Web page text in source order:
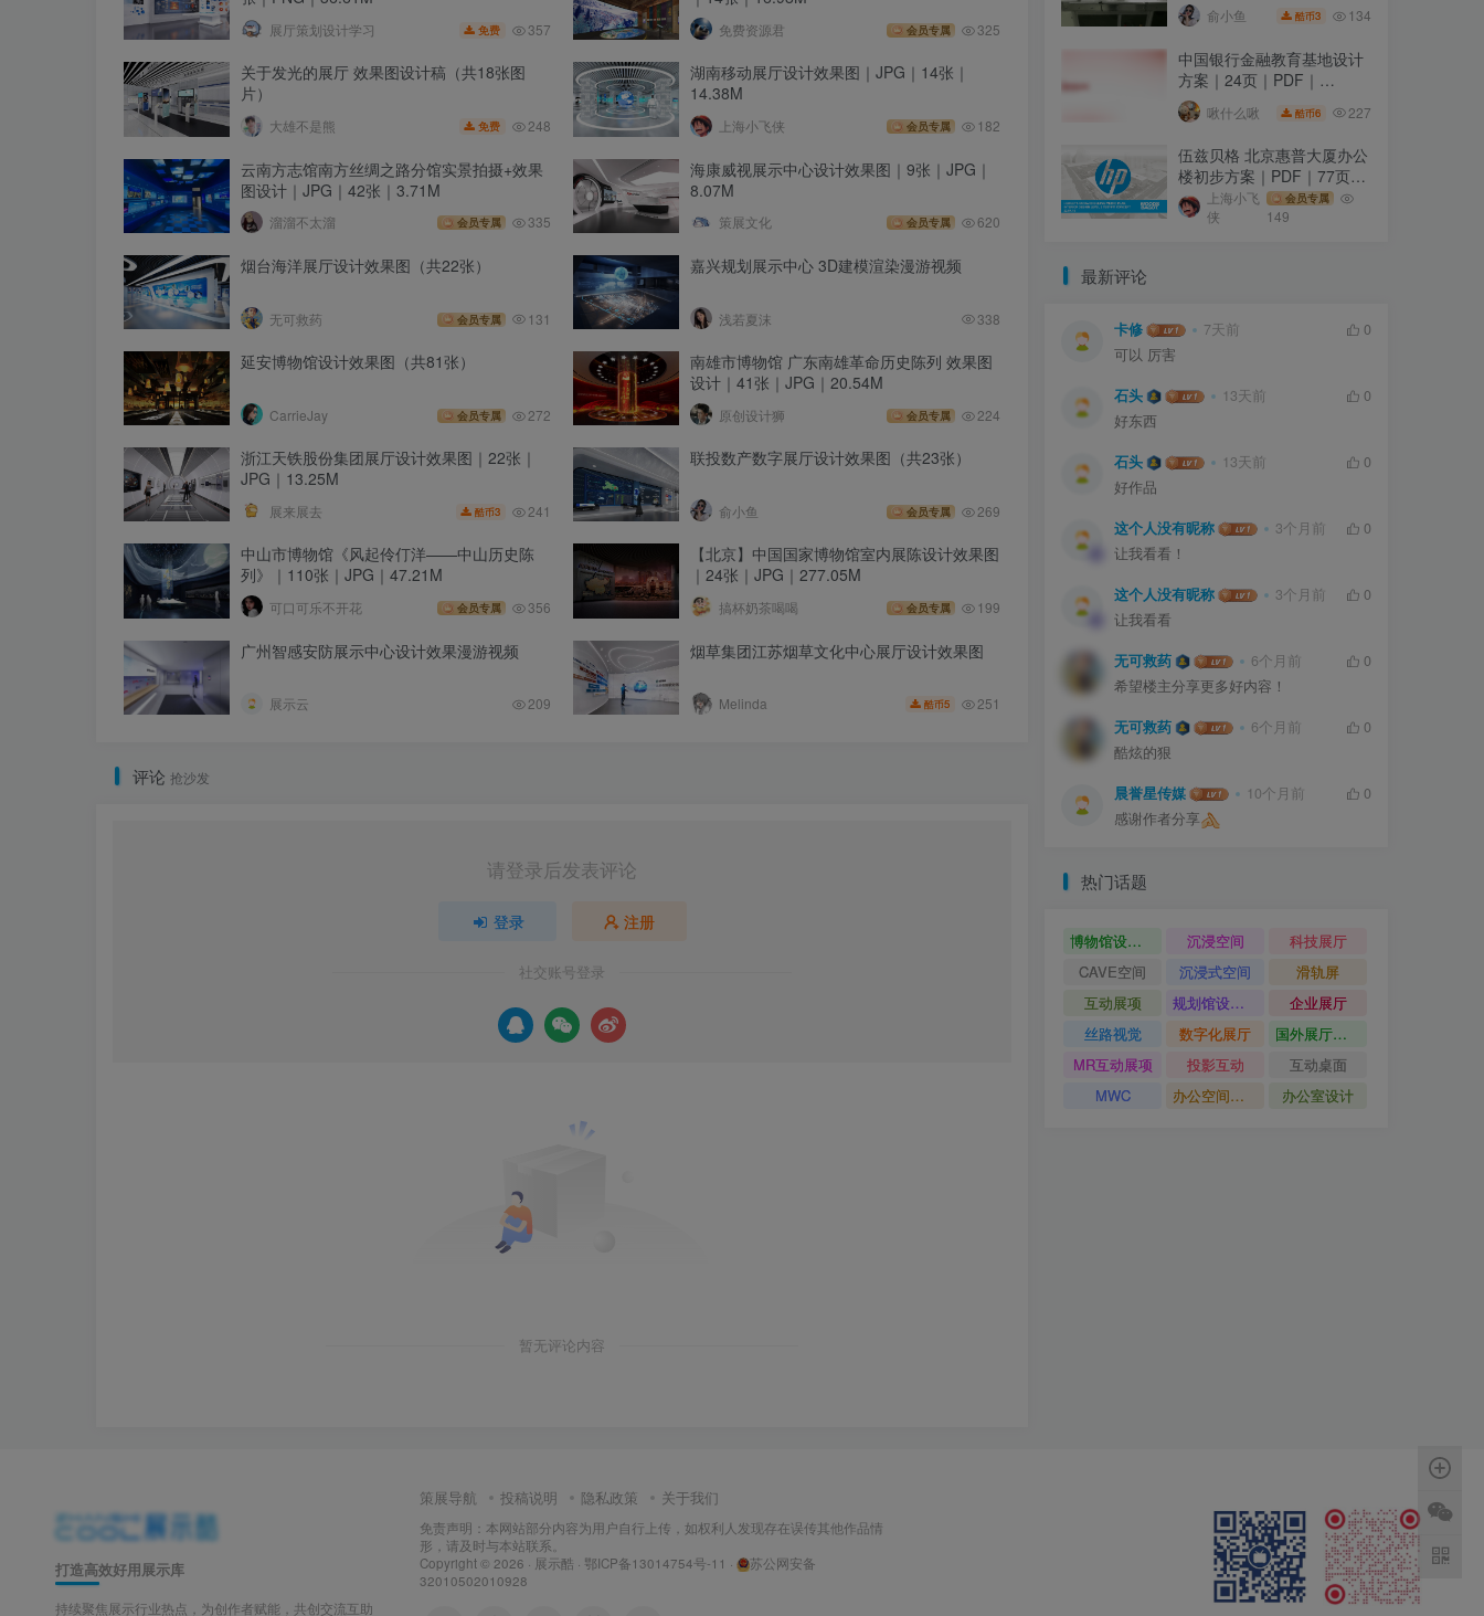
展厅策划设计学习 免费 357 免费资源君 会员专属 325
关于发光的展厅 效果图设计稿（共18张图
片）
大雄不是熊 免费 248
湖南移动展厅设计效果图｜JPG｜14张｜
14.38M
上海小飞侠 会员专属 182
云南方志馆南方丝绸之路分馆实景拍摄+效果
图设计｜JPG｜42张｜3.71M
溜溜不太溜 会员专属 335
海康威视展示中心设计效果图｜9张｜JPG｜
8.07M
策展文化 会员专属 620
烟台海洋展厅设计效果图（共22张）
无可救药 会员专属 131
嘉兴规划展示中心 3D建模渲染漫游视频
浅若夏沫 338
延安博物馆设计效果图（共81张）
CarrieJay 会员专属 272
南雄市博物馆 广东南雄革命历史陈列 效果图
设计｜41张｜JPG｜20.54M
原创设计狮 会员专属 224
浙江天铁股份集团展厅设计效果图｜22张｜
JPG｜13.25M
展来展去 酷币3 241
联投数产数字展厅设计效果图（共23张）
俞小鱼 会员专属 269
中山市博物馆《风起伶仃洋——中山历史陈
列》｜110张｜JPG｜47.21M
可口可乐不开花 会员专属 356
【北京】中国国家博物馆室内展陈设计效果图
｜24张｜JPG｜277.05M
搞杯奶茶喝喝 会员专属 199
广州智感安防展示中心设计效果漫游视频
展示云 209
烟草集团江苏烟草文化中心展厅设计效果图
Melinda 酷币5 251
评论 抢沙发
请登录后发表评论
登录 注册
社交账号登录
暂无评论内容
俞小鱼 酷币3 134
中国银行金融教育基地设计
方案｜24页｜PDF｜
35.46M
啾什么啾 酷币6 227
伍兹贝格 北京惠普大厦办公
楼初步方案｜PDF｜77页｜
18.57M上海小飞
侠
会员专属
149
最新评论
卡修 7天前
0
可以 厉害
石头 13天前
0
好东西
石头 13天前
0
好作品
这个人没有昵称 3个月前
0
让我看看！
这个人没有昵称 3个月前
0
让我看看
无可救药 6个月前
0
希望楼主分享更多好内容！
无可救药 6个月前
0
酷炫的狠
晨誉星传媒 10个月前
0
感谢作者分享
热门话题
博物馆设计方案 沉浸空间
科技展厅
CAVE空间
沉浸式空间
滑轨屏
互动展项
规划馆设计方案
企业展厅
丝路视觉
数字化展厅
国外展厅案例
MR互动展项
投影互动
互动桌面
MWC
办公空间设计 办公室设计
打造高效好用展示库
持续聚焦展示行业热点，为创作者赋能，共创交流互助
策展导航 投稿说明 隐私政策 关于我们
免责声明：本网站部分内容为用户自行上传，如权利人发现存在误传其他作品情
形，请及时与本站联系。
Copyright © 2026 · 展示酷 · 鄂ICP备13014754号-11 ·
苏公网安备
32010502010928